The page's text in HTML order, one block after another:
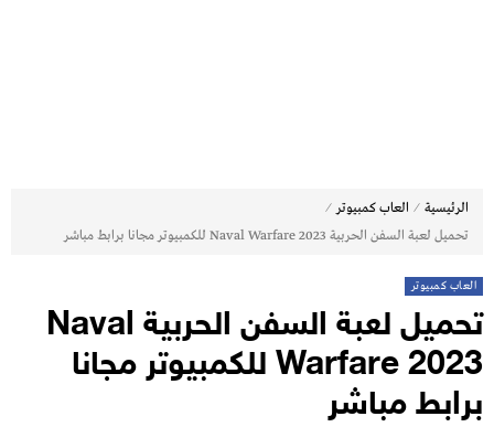
الرئيسية ⁄ العاب كمبيوتر ⁄
تحميل لعبة السفن الحربية Naval Warfare 2023 للكمبيوتر مجانا برابط مباشر
العاب كمبيوتر
تحميل لعبة السفن الحربية Naval
Warfare 2023 للكمبيوتر مجانا
برابط مباشر